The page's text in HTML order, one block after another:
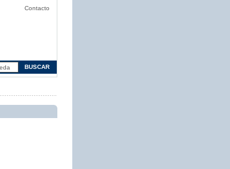
Contacto